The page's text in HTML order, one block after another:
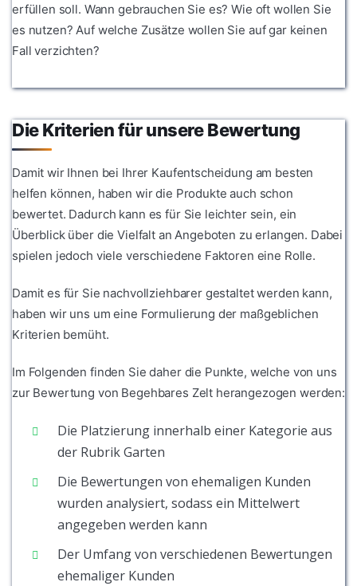
erfüllen soll. Wann gebrauchen Sie es? Wie oft wollen Sie
es nutzen? Auf welche Zusätze wollen Sie auf gar keinen
Fall verzichten?
Die Kriterien für unsere Bewertung
Damit wir Ihnen bei Ihrer Kaufentscheidung am besten
helfen können, haben wir die Produkte auch schon
bewertet. Dadurch kann es für Sie leichter sein, ein
Überblick über die Vielfalt an Angeboten zu erlangen. Dabei
spielen jedoch viele verschiedene Faktoren eine Rolle.
Damit es für Sie nachvollziehbarer gestaltet werden kann,
haben wir uns um eine Formulierung der maßgeblichen
Kriterien bemüht.
Im Folgenden finden Sie daher die Punkte, welche von uns
zur Bewertung von Begehbares Zelt herangezogen werden:
Die Platzierung innerhalb einer Kategorie aus
der Rubrik Garten
Die Bewertungen von ehemaligen Kunden
wurden analysiert, sodass ein Mittelwert
angegeben werden kann
Der Umfang von verschiedenen Bewertungen
ehemaliger Kunden